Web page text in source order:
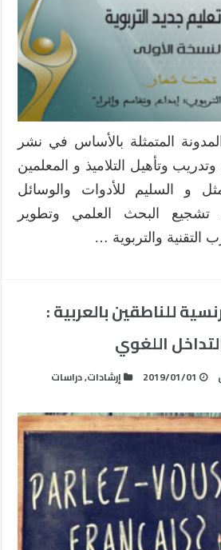
المتمثلة بالأساس في نشر
وتدريب وتأهيل التلاميذ و المعلمين
و السليم للأدوات والوسائل
تشجيع البحث العلمي وتطوير
والتربوية …
للناطقين بالعربية :
اللغوي
2019/01/01 إرشادات,دراسات